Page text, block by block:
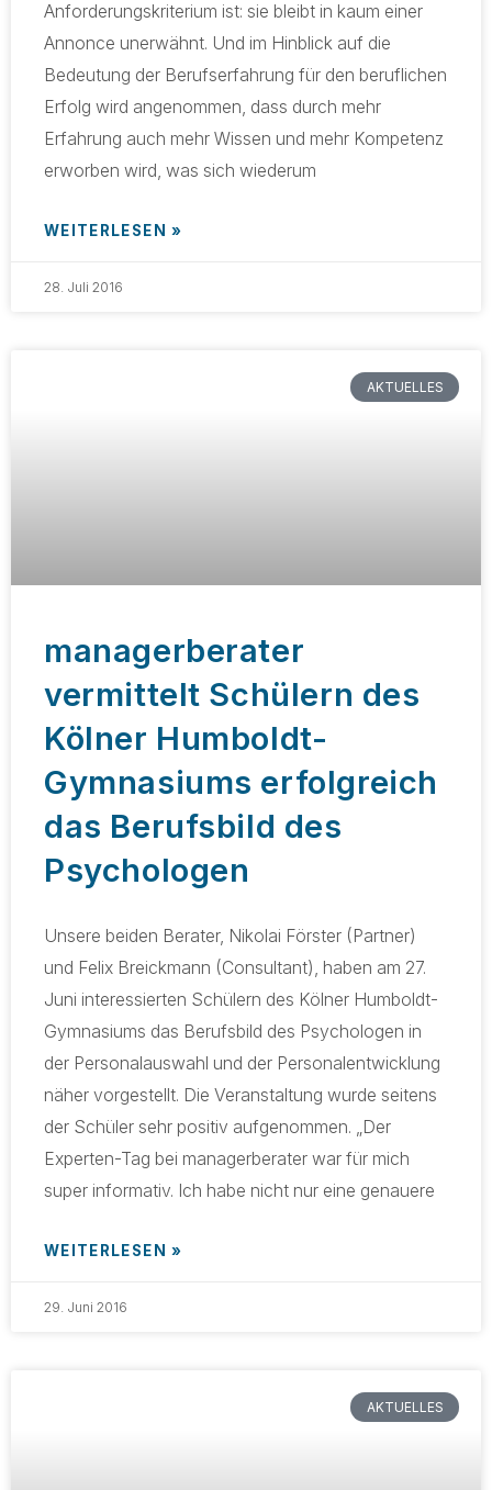
Anforderungskriterium ist: sie bleibt in kaum einer
Annonce unerwähnt. Und im Hinblick auf die
Bedeutung der Berufserfahrung für den beruflichen
Erfolg wird angenommen, dass durch mehr
Erfahrung auch mehr Wissen und mehr Kompetenz
erworben wird, was sich wiederum
WEITERLESEN »
28. Juli 2016
AKTUELLES
managerberater
vermittelt Schülern des
Kölner Humboldt-
Gymnasiums erfolgreich
das Berufsbild des
Psychologen
Unsere beiden Berater, Nikolai Förster (Partner)
und Felix Breickmann (Consultant), haben am 27.
Juni interessierten Schülern des Kölner Humboldt-
Gymnasiums das Berufsbild des Psychologen in
der Personalauswahl und der Personalentwicklung
näher vorgestellt. Die Veranstaltung wurde seitens
der Schüler sehr positiv aufgenommen. „Der
Experten-Tag bei managerberater war für mich
super informativ. Ich habe nicht nur eine genauere
WEITERLESEN »
29. Juni 2016
AKTUELLES